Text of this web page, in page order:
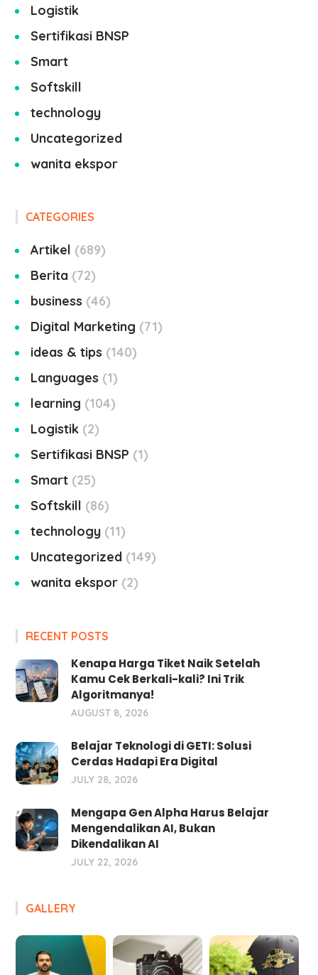
Logistik
Sertifikasi BNSP
Smart
Softskill
technology
Uncategorized
wanita ekspor
CATEGORIES
Artikel
689
Berita 72
business 46
Digital Marketing
71
ideas & tips
140
Languages
1
learning
104
Logistik 2
Sertifikasi BNSP
1
Smart 25
Softskill
86
technology 11
Uncategorized 149
wanita ekspor 2
RECENT POSTS
Kenapa Harga Tiket Naik Setelah
Kamu Cek Berkali-kali? Ini Trik
Algoritmanya!
AUGUST 8, 2026
Belajar Teknologi di GETI: Solusi
Cerdas Hadapi Era Digital
JULY 28, 2026
Mengapa Gen Alpha Harus Belajar
Mengendalikan AI, Bukan
Dikendalikan AI
JULY 22, 2026
GALLERY